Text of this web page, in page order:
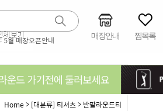
5월 매장오픈안내 매장안내 찜목록
Home> [대분류] 티셔츠> 반팔라운드티